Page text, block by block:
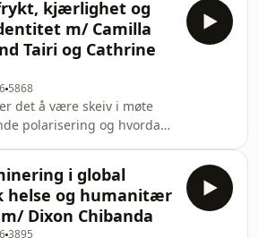
den påvirker oss i
og hvilke krefter som kan
Du får møte psykologene
Litleskare og
Normann som begge
det som lever i og mellom
på ulike måter som
og filosofien
kjærlighet og
m/ Camilla
Tairi og Cathrine
5868
det å være skeiv i møte
polarisering og hvordan
med
og hatefulle
skeive i Norge, men
i global
helse og humanitær
Dixon Chibanda
3895